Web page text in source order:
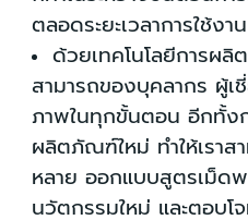
ตลอดระยะเวลาการใช้งาน
ด้วยเทคโนโลยีการผ
สามารถของบุคลากร ผู้เ
ภาพในทุกขั้นตอน อีกทั้ง
ผลิตภัณฑ์ใหม่ ทำให้เรา
หลาย ออกแบบสูตรเม็ด
นวัตกรรมใหม่ และตอบโ